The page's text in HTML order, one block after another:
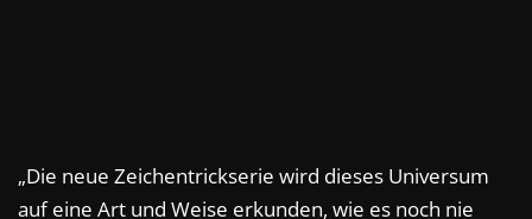
„Die neue Zeichentrickserie wird dieses Universum
auf eine Art und Weise erkunden, wie es noch nie